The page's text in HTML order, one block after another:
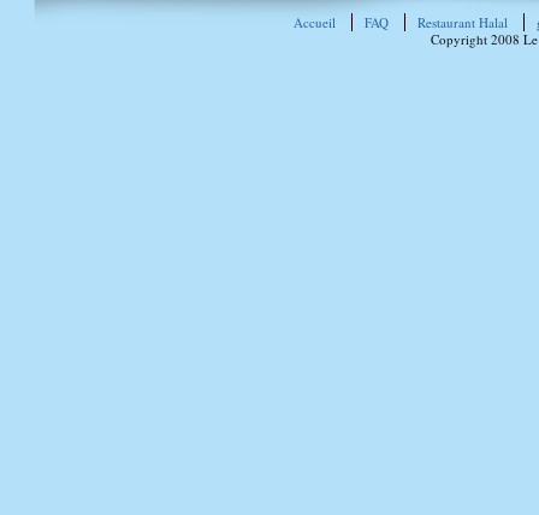
Accueil FAQ Restaurant Halal
Copyright 2008